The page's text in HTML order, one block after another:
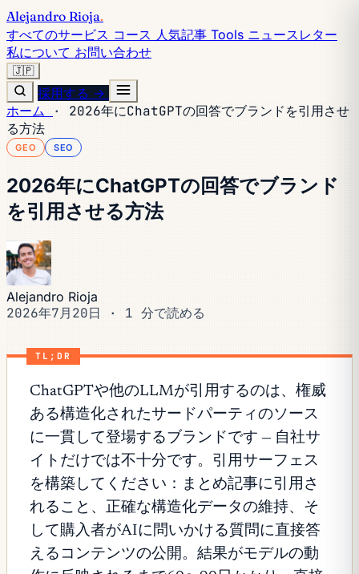
Alejandro Rioja.
すべてのサービス コース 人気記事 Tools ニュースレター
私について お問い合わせ
🇯🇵
採用する →
ホーム ·
2026年にChatGPTの回答でブランドを引用させ
る方法
GEO SEO
2026年にChatGPTの回答でブランド
を引用させる方法
Alejandro Rioja
2026年7月20日 · 1 分で読める
TL;DR
ChatGPTや他のLLMが引用するのは、権威
ある構造化されたサードパーティのソース
に一貫して登場するブランドです — 自社サ
イトだけでは不十分です。引用サーフェス
を構築してください：まとめ記事に引用さ
れること、正確な構造化データの維持、そ
して購入者がAIに問いかける質問に直接答
えるコンテンツの公開。結果がモデルの動